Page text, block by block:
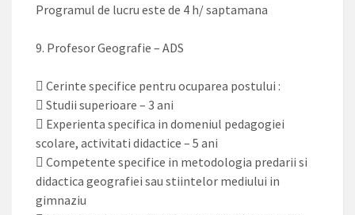
Programul de lucru este de 4 h/ saptamana
9. Profesor Geografie – ADS
 Cerinte specifice pentru ocuparea postului :
 Studii superioare – 3 ani
 Experienta specifica in domeniul pedagogiei
scolare, activitati didactice – 5 ani
 Competente specifice in metodologia predarii si
didactica geografiei sau stiintelor mediului in
gimnaziu